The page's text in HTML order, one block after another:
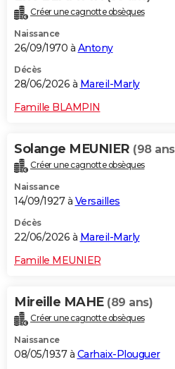
Destinations
City break
Voyage nature
Voyage de noces
Forum
Climat
+PHOTO
GUIDES D'ACHAT
BONS PLANS
CARTE DE VOEUX
Dictionnaire
Biographies
Citations
Expressions
Proverbes
PROGRAMME TV
COPAINS D'AVANT
S'inscrire
Se connecter
Lycées
Collèges
Primaires
Universités
Entreprises
Service militaire
Avis de recherche
AVIS DE DÉCÈS
Créer une cagnotte obsèques
Naissance
26/09/1970 à Antony
Décès
28/06/2026 à Mareil-Marly
Famille BLAMPIN
Solange MEUNIER (98
Créer une cagnotte obsèques
Naissance
14/09/1927 à Versailles
Décès
22/06/2026 à Mareil-Marly
Famille MEUNIER
Mireille MAHE (89 ans)
Créer une cagnotte obsèques
Naissance
08/05/1937 à Carhaix-Plouguer